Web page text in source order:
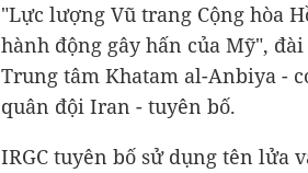
"Lực lượng Vũ trang Cộng hòa
hành động gây hấn của Mỹ", đài
Trung tâm Khatam al-Anbiya -
quân đội Iran - tuyên bố.
IRGC tuyên bố sử dụng tên lửa